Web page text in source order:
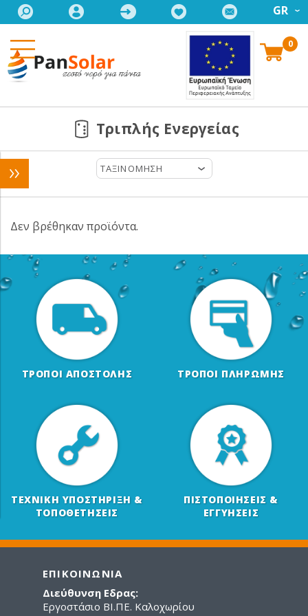
GR
0
Τριπλής Ενεργείας
ΤΑΞΙΝΟΜΗΣΗ
Δεν βρέθηκαν προϊόντα.
ΤΡΟΠΟΙ ΑΠΟΣΤΟΛΗΣ ΤΡΟΠΟΙ ΠΛΗΡΩΜΗΣ
ΤΕΧΝΙΚΗ ΥΠΟΣΤΗΡΙΞΗ &
ΤΟΠΟΘΕΤΗΣΕΙΣ
ΠΙΣΤΟΠΟΙΗΣΕΙΣ &
ΕΓΓΥΗΣΕΙΣ
ΕΠΙΚΟΙΝΩΝΙΑ
Διεύθυνση Εδρας:
Εργοστάσιο ΒΙ.ΠΕ. Καλοχωρίου